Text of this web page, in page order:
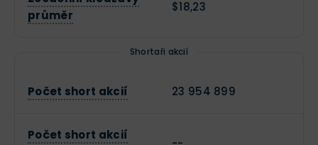
průměr
$18,23
Shortaři akcií
Počet short akcií 23 954 899
Počet short akcií